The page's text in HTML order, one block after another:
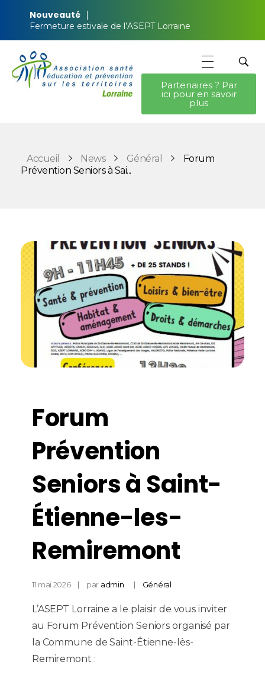
Nouveauté
Fermeture estivale de l’ASEPT Lorraine
Partenaires ? Par
ici pour en savoir
plus
Accueil News Général
Forum
Prévention Seniors à Sai...
Forum
Prévention
Seniors à Saint-
Étienne-les-
Remiremont
11 mai 2026 par admin Général
L’ASEPT Lorraine a le plaisir de vous inviter
au Forum Prévention Seniors organisé par
la Commune de Saint-Étienne-lès-
Remiremont :